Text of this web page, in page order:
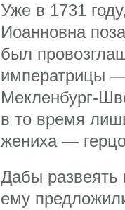
Уже в 1731
Иоанновна
был
императрицы —
Мекленбург-
в то время
жениха —
Дабы развеять
ему